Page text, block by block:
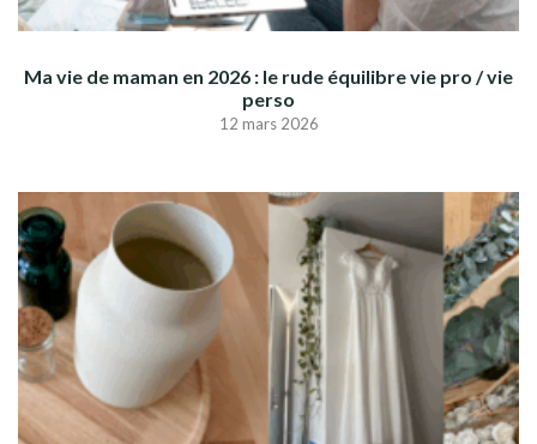
Ma vie de maman en 2026 : le rude équilibre vie pro / vie
perso
12 mars 2026